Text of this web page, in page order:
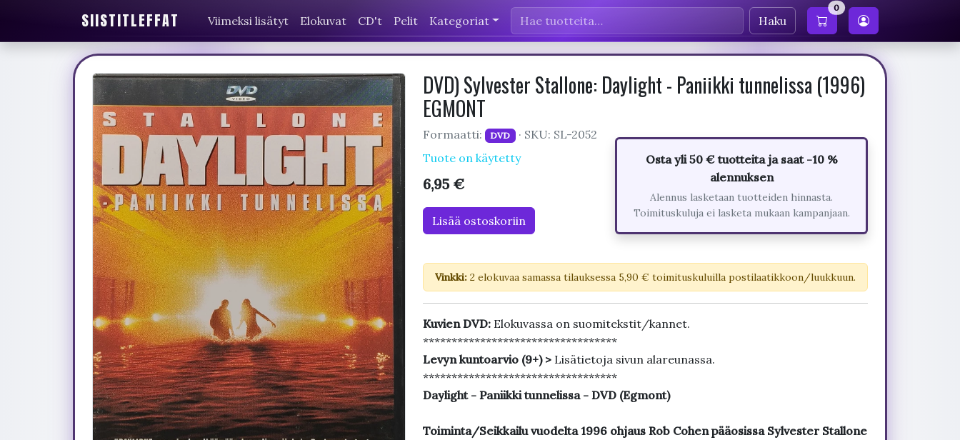
SIISTITLEFFAT Viimeksi lisätyt Elokuvat CD't Pelit Kategoriat Haku
0
DVD) Sylvester Stallone: Daylight - Paniikki tunnelissa (1996)
EGMONT
Formaatti: DVD
· SKU: SL-2052
Tuote on käytetty
6,95 €
Lisää ostoskoriin
Osta yli 50 € tuotteita ja saat -10 %
alennuksen
Alennus lasketaan tuotteiden hinnasta.
Toimituskuluja ei lasketa mukaan kampanjaan.
Vinkki:2 elokuvaa samassa tilauksessa 5,90 € toimituskuluilla postilaatikkoon/luukkuun.
Kuvien DVD: Elokuvassa on suomitekstit/kannet.
**********************************
Levyn kuntoarvio (9+) > Lisätietoja sivun alareunassa.
**********************************
Daylight - Paniikki tunnelissa - DVD (Egmont)
Toiminta/Seikkailu vuodelta 1996 ohjaus Rob Cohen pääosissa Sylvester Stallone